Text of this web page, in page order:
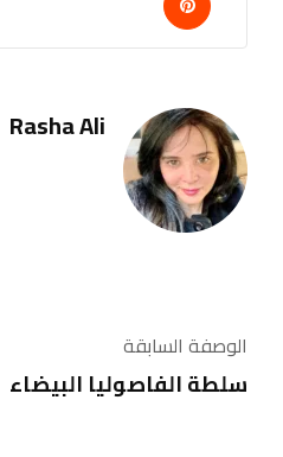
Pinterest
Rasha Ali
الوصفة السابقة
سلطة الفاصوليا البيضاء